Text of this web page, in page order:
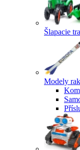
Šlapacie
Modely